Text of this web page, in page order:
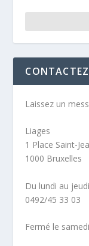
Laissez un
Liages
1 Place Saint-
1000 Bruxelles
Du lundi au
0492/45 33 03
Fermé le